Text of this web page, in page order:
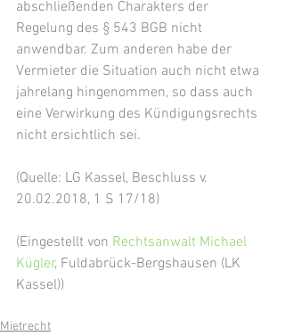
abschließenden Charakters der
Regelung des § 543 BGB nicht
anwendbar. Zum anderen habe der
Vermieter die Situation auch nicht etwa
jahrelang hingenommen, so dass auch
eine Verwirkung des Kündigungsrechts
nicht ersichtlich sei.
(Quelle: LG Kassel, Beschluss v.
20.02.2018, 1 S 17/18)
(Eingestellt von Rechtsanwalt Michael
Kügler, Fuldabrück-Bergshausen (LK
Kassel))
Mietrecht